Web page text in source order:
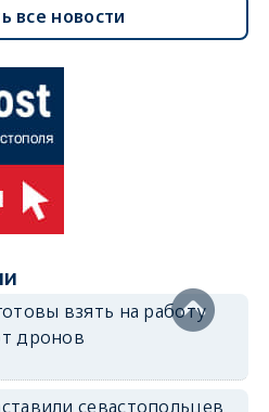
все новости
взять на работу
дронов
севастопольцев